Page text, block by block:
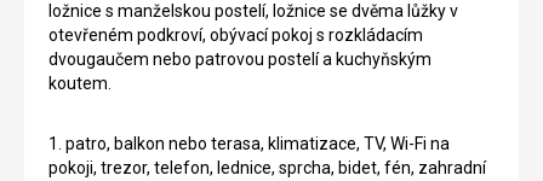
ložnice s manželskou postelí, ložnice se dvěma lůžky v
otevřeném podkroví, obývací pokoj s rozkládacím
dvougaučem nebo patrovou postelí a kuchyňským
koutem.
1. patro, balkon nebo terasa, klimatizace, TV, Wi-Fi na
pokoji, trezor, telefon, lednice, sprcha, bidet, fén, zahradní